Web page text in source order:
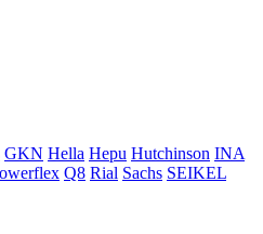
GKN Hella Hepu Hutchinson INA
Q8 Rial Sachs SEIKEL